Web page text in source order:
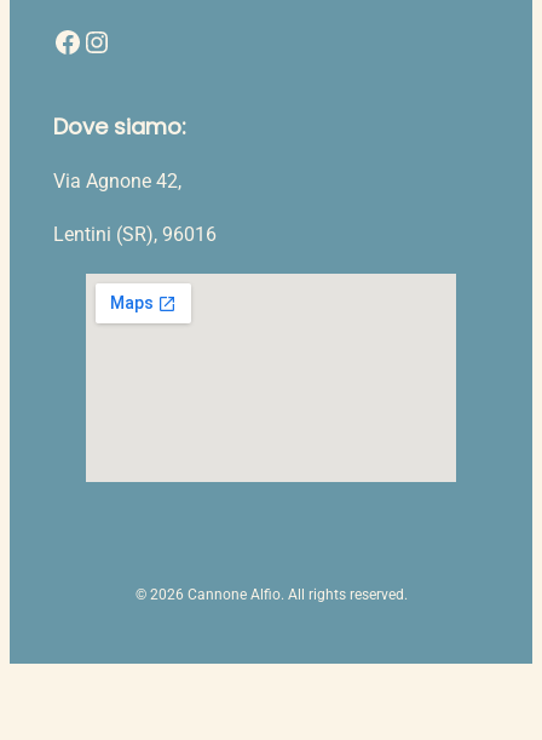
Facebook Instagram
Dove siamo:
Via Agnone 42,
Lentini (SR), 96016
© 2026 Cannone Alfio. All rights reserved.